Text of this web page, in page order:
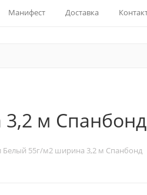
Манифест Доставка
м Спанбонд
Белый 55г/м2 ширина 3,2 м Спанбонд